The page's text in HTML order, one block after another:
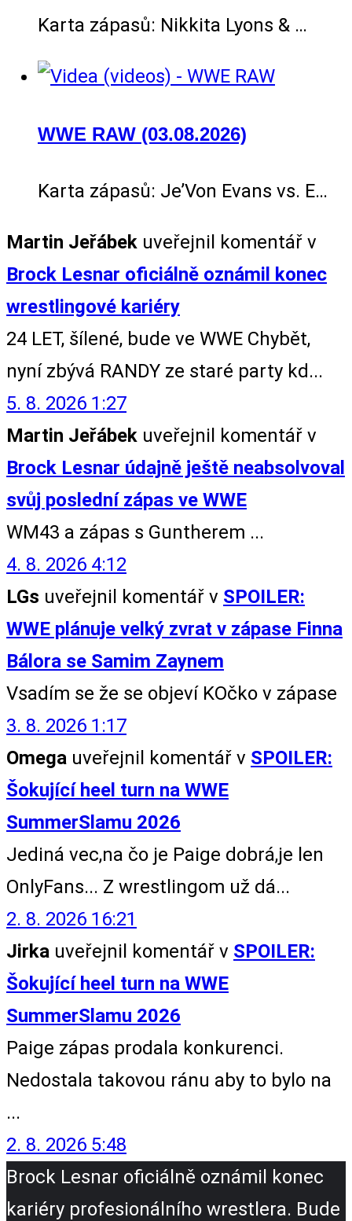
Karta zápasů: Nikkita Lyons & …
WWE RAW (03.08.2026)
Karta zápasů: Je’Von Evans vs. E…
Martin Jeřábek uveřejnil komentář v
Brock Lesnar oficiálně oznámil konec
wrestlingové kariéry
24 LET, šílené, bude ve WWE Chybět,
nyní zbývá RANDY ze staré party kd...
5. 8. 2026 1:27
Martin Jeřábek uveřejnil komentář v
Brock Lesnar údajně ještě neabsolvoval
svůj poslední zápas ve WWE
WM43 a zápas s Guntherem ...
4. 8. 2026 4:12
LGs uveřejnil komentář v SPOILER:
WWE plánuje velký zvrat v zápase Finna
Bálora se Samim Zaynem
Vsadím se že se objeví KOčko v zápase
3. 8. 2026 1:17
Omega uveřejnil komentář v SPOILER:
Šokující heel turn na WWE
SummerSlamu 2026
Jediná vec,na čo je Paige dobrá,je len
OnlyFans... Z wrestlingom už dá...
2. 8. 2026 16:21
Jirka uveřejnil komentář v SPOILER:
Šokující heel turn na WWE
SummerSlamu 2026
Paige zápas prodala konkurenci.
Nedostala takovou ránu aby to bylo na
...
2. 8. 2026 5:48
Brock Lesnar oficiálně oznámil konec
kariéry profesionálního wrestlera. Bude